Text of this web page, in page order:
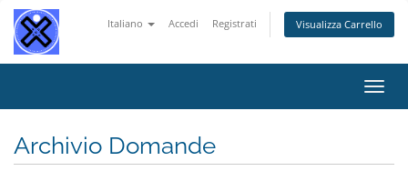
Italiano Accedi Registrati Visualizza Carrello
Attiva
Archivio Domande